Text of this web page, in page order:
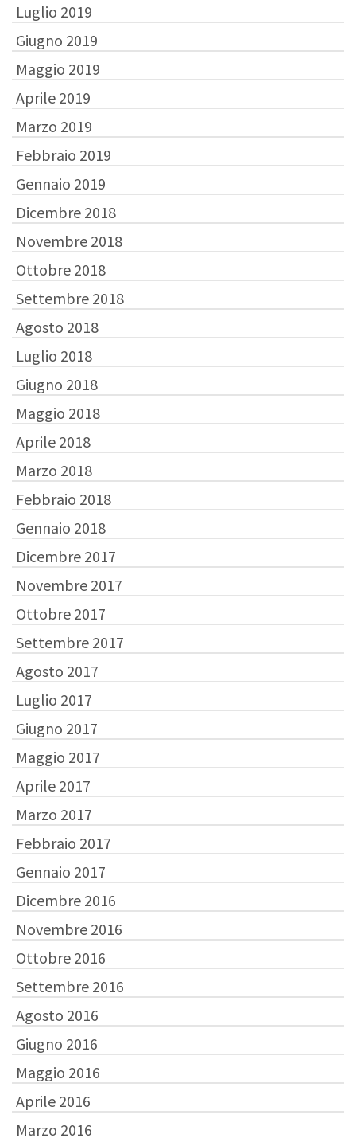
Luglio 2019
Giugno 2019
Maggio 2019
Aprile 2019
Marzo 2019
Febbraio 2019
Gennaio 2019
Dicembre 2018
Novembre 2018
Ottobre 2018
Settembre 2018
Agosto 2018
Luglio 2018
Giugno 2018
Maggio 2018
Aprile 2018
Marzo 2018
Febbraio 2018
Gennaio 2018
Dicembre 2017
Novembre 2017
Ottobre 2017
Settembre 2017
Agosto 2017
Luglio 2017
Giugno 2017
Maggio 2017
Aprile 2017
Marzo 2017
Febbraio 2017
Gennaio 2017
Dicembre 2016
Novembre 2016
Ottobre 2016
Settembre 2016
Agosto 2016
Giugno 2016
Maggio 2016
Aprile 2016
Marzo 2016